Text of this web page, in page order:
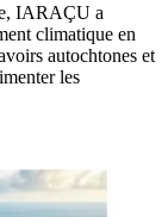
IARAÇU a
climatique en
autochtones et
les